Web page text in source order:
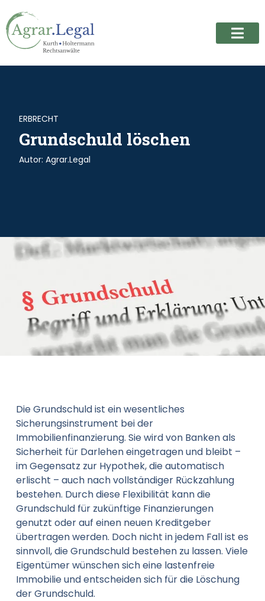
ERBRECHT
Grundschuld löschen
Autor: Agrar.Legal
Die Grundschuld ist ein wesentliches
Sicherungsinstrument bei der
Immobilienfinanzierung. Sie wird von Banken als
Sicherheit für Darlehen eingetragen und bleibt –
im Gegensatz zur Hypothek, die automatisch
erlischt – auch nach vollständiger Rückzahlung
bestehen. Durch diese Flexibilität kann die
Grundschuld für zukünftige Finanzierungen
genutzt oder auf einen neuen Kreditgeber
übertragen werden. Doch nicht in jedem Fall ist es
sinnvoll, die Grundschuld bestehen zu lassen. Viele
Eigentümer wünschen sich eine lastenfreie
Immobilie und entscheiden sich für die Löschung
der Grundschuld.